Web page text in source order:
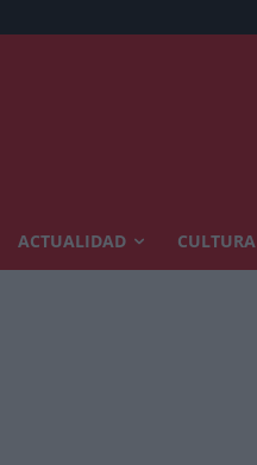
ACTUALIDAD CULTURA